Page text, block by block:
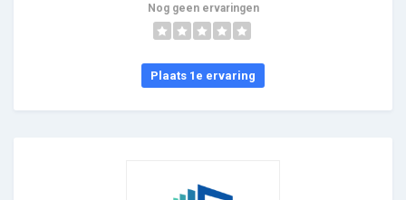
Nog geen ervaringen
Plaats 1e ervaring